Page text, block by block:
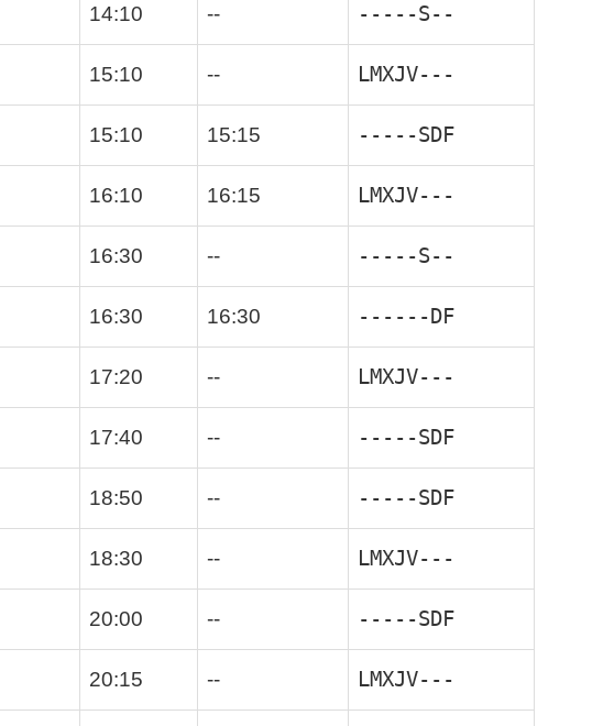
14:10 -- -----S--
15:10 -- LMXJV---
15:10 15:15 -----SDF
16:10 16:15 LMXJV---
16:30 -- -----S--
16:30 16:30 ------DF
17:20 -- LMXJV---
17:40 -- -----SDF
18:50 -- -----SDF
18:30 -- LMXJV---
20:00 -- -----SDF
20:15 -- LMXJV---